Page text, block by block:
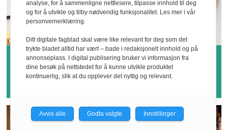
Hvem vinner årets
sykefraværspris?
analyse, for å sammenligne nettlesere, tilpasse innhold til deg
og for å utvikle og tilby nødvendig funksjonalitet. Les mer i vår
personvernerklæring.
Ditt digitale fagblad skal være like relevant for deg som det
trykte bladet alltid har vært – bade i redaksjonelt innhold og på
annonseplass. I digital publisering bruker vi informasjon fra
dine besøk på nettstedet for å kunne utvikle produktet
kontinuerlig, slik at du opplever det nyttig og relevant.
Avvis alle Godta valgte Innstillinger